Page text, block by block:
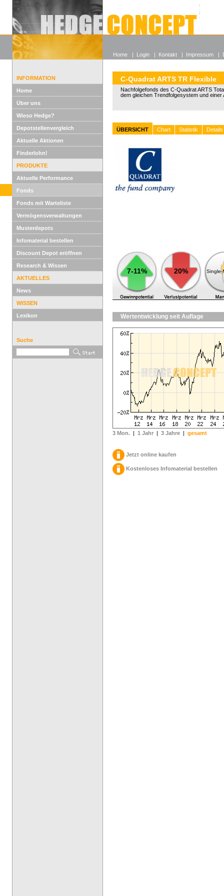
Alle
Wieso
INFORMATION
Home
Über uns
Wieso Hedge?
Depotstellenvergleich
Aktuelle Aktionen
Finderlohn!
PRODUKTE
Aktuelle Performance
Fonds
Fonds mit Warteliste
Vermögensverwaltungen
Musterdepots
Infomaterial bestellen
Discount Depot eröffnen
Research & Wissen
AKTUELLES
News
WISSEN
Lexikon
Suche
C-Quadrat ARTS TR Flexible
Nachfolgefonds des C-Quadrat ARTS
dem gleichen Trendfolgesystem und
ÜBERSICHT Chart Statistik Details
7-11% 20% Single-
Wertentwicklung seit Auflage
3 Mon. | 1 Jahr | 3 Jahre | gesamt
Jetzt online kaufen
Kostenloses Infomaterial bestellen
Home | Login | Kontakt | Impressum |